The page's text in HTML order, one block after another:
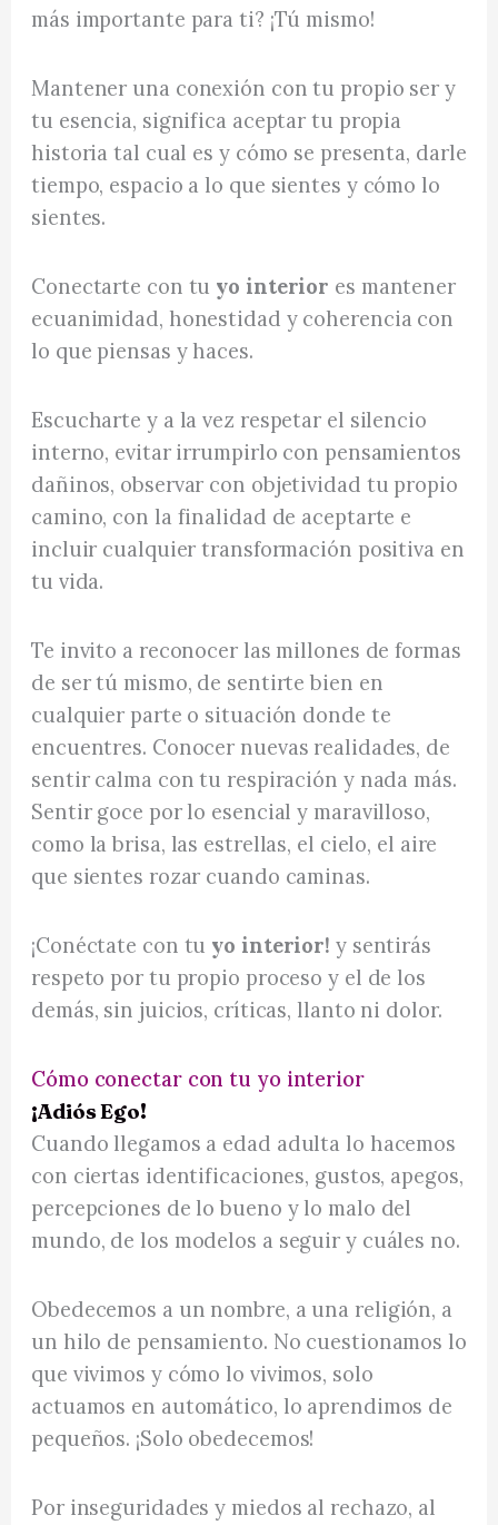
más importante para ti? ¡Tú mismo!
Mantener una conexión con tu propio ser y
tu esencia, significa aceptar tu propia
historia tal cual es y cómo se presenta, darle
tiempo, espacio a lo que sientes y cómo lo
sientes.
Conectarte con tu yo interior es mantener
ecuanimidad, honestidad y coherencia con
lo que piensas y haces.
Escucharte y a la vez respetar el silencio
interno, evitar irrumpirlo con pensamientos
dañinos, observar con objetividad tu propio
camino, con la finalidad de aceptarte e
incluir cualquier transformación positiva en
tu vida.
Te invito a reconocer las millones de formas
de ser tú mismo, de sentirte bien en
cualquier parte o situación donde te
encuentres. Conocer nuevas realidades, de
sentir calma con tu respiración y nada más.
Sentir goce por lo esencial y maravilloso,
como la brisa, las estrellas, el cielo, el aire
que sientes rozar cuando caminas.
¡Conéctate con tu yo interior! y sentirás
respeto por tu propio proceso y el de los
demás, sin juicios, críticas, llanto ni dolor.
Cómo conectar con tu yo interior
¡Adiós Ego!
Cuando llegamos a edad adulta lo hacemos
con ciertas identificaciones, gustos, apegos,
percepciones de lo bueno y lo malo del
mundo, de los modelos a seguir y cuáles no.
Obedecemos a un nombre, a una religión, a
un hilo de pensamiento. No cuestionamos lo
que vivimos y cómo lo vivimos, solo
actuamos en automático, lo aprendimos de
pequeños. ¡Solo obedecemos!
Por inseguridades y miedos al rechazo, al